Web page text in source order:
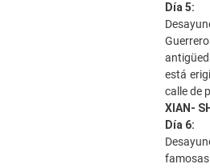
Día 5:
está
calle de
XIAN-
Día 6: